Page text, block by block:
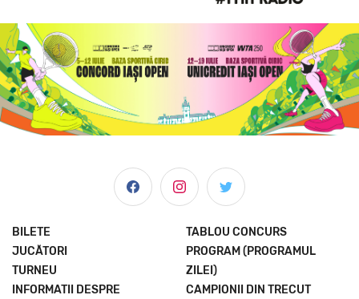
BILETE
JUCĂTORI
TURNEU
INFORMATII DESPRE
TABLOU CONCURS
PROGRAM (PROGRAMUL
ZILEI)
CAMPIONII DIN TRECUT